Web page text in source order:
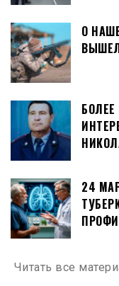
О
24
Читать все